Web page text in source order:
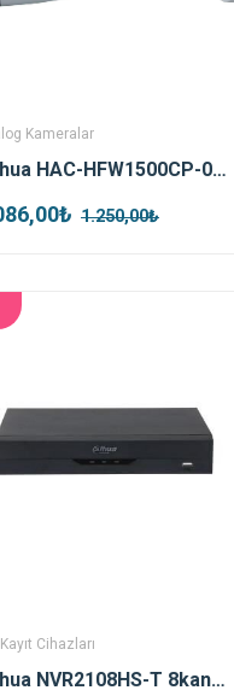
Kameralar
Dahua HAC-HFW1500CP-0360B-S2 5 MP 3.6mm IR Bullet Analog Güvenlik Kamerası
1.250,00₺
Cihazları
Dahua NVR2108HS-T 8kanal Nvr Kayıt Cihazı